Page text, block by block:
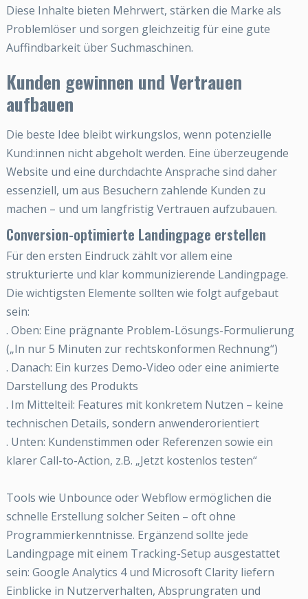
Diese Inhalte bieten Mehrwert, stärken die Marke als
Problemlöser und sorgen gleichzeitig für eine gute
Auffindbarkeit über Suchmaschinen.
Kunden gewinnen und Vertrauen
aufbauen
Die beste Idee bleibt wirkungslos, wenn potenzielle
Kund:innen nicht abgeholt werden. Eine überzeugende
Website und eine durchdachte Ansprache sind daher
essenziell, um aus Besuchern zahlende Kunden zu
machen – und um langfristig Vertrauen aufzubauen.
Conversion-optimierte Landingpage erstellen
Für den ersten Eindruck zählt vor allem eine
strukturierte und klar kommunizierende Landingpage.
Die wichtigsten Elemente sollten wie folgt aufgebaut
sein:
. Oben: Eine prägnante Problem-Lösungs-Formulierung
(„In nur 5 Minuten zur rechtskonformen Rechnung“)
. Danach: Ein kurzes Demo-Video oder eine animierte
Darstellung des Produkts
. Im Mittelteil: Features mit konkretem Nutzen – keine
technischen Details, sondern anwenderorientiert
. Unten: Kundenstimmen oder Referenzen sowie ein
klarer Call-to-Action, z.B. „Jetzt kostenlos testen“
Tools wie Unbounce oder Webflow ermöglichen die
schnelle Erstellung solcher Seiten – oft ohne
Programmierkenntnisse. Ergänzend sollte jede
Landingpage mit einem Tracking-Setup ausgestattet
sein: Google Analytics 4 und Microsoft Clarity liefern
Einblicke in Nutzerverhalten, Absprungraten und